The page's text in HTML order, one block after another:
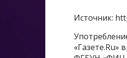
Источник:
«Газете.Ru»